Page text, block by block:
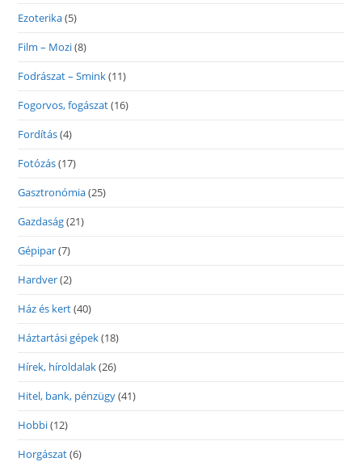
Ezoterika(5)
Film – Mozi(8)
Fodrászat – Smink(11)
Fogorvos, fogászat(16)
Fordítás(4)
Fotózás(17)
Gasztronómia(25)
Gazdaság(21)
Gépipar(7)
Hardver(2)
Ház és kert(40)
Háztartási gépek(18)
Hírek, híroldalak(26)
Hitel, bank, pénzügy(41)
Hobbi(12)
Horgászat(6)